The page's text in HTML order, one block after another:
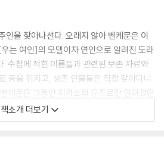
인을 찾아나선다. 오래지 않아 벤케문은 이
는 여인]의 모델이자 연인으로 알려진 도라
. 수첩에 적힌 이름들과 관련된 보존 자료와
등을 뒤지고, 생존 인물들은 직접 찾아다니
케문은 그동안 피카소의 뮤즈로만 알려졌던
특별하고도 놀라운 삶을 재구성해낸다.
책소개 더보기